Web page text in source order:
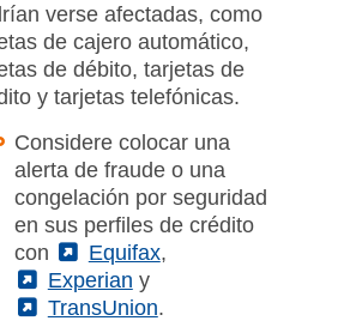
verse afectadas, como
de cajero automático,
de débito, tarjetas de
y tarjetas telefónicas.
Considere colocar una
alerta de fraude o una
congelación por seguridad
en sus perfiles de crédito
con
(External)
Equifax,
(External)
Experian y
(External)
TransUnion.